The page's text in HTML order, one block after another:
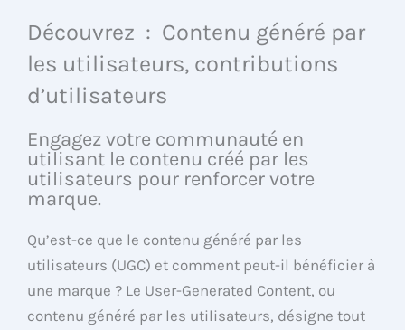
Découvrez : Contenu généré par
les utilisateurs, contributions
d’utilisateurs
Engagez votre communauté en
utilisant le contenu créé par les
utilisateurs pour renforcer votre
marque.
Qu’est-ce que le contenu généré par les
utilisateurs (UGC) et comment peut-il bénéficier à
une marque ? Le User-Generated Content, ou
contenu généré par les utilisateurs, désigne tout